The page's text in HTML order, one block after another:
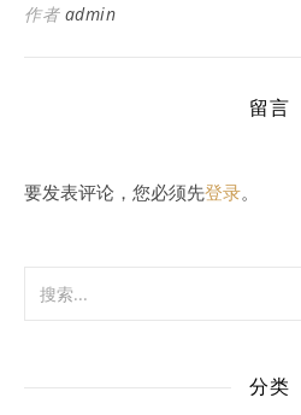
作者 admin
留言
要发表评论，您必须先登录。
分类